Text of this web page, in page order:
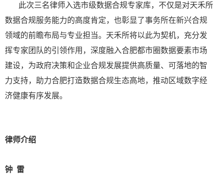
此次三名律师入选市级数据合规专家库，不仅是对天禾所
数据合规服务能力的高度肯定，也彰显了事务所在新兴合规
领域的前瞻布局与专业担当。天禾所将以此为契机，充分发
挥专家团队的引领作用，深度融入合肥都市圈数据要素市场
建设，为政府决策和企业合规发展提供高质量、可落地的智
力支持，助力合肥打造数据合规生态高地，推动区域数字经
济健康有序发展。
律师介绍
钟 雷